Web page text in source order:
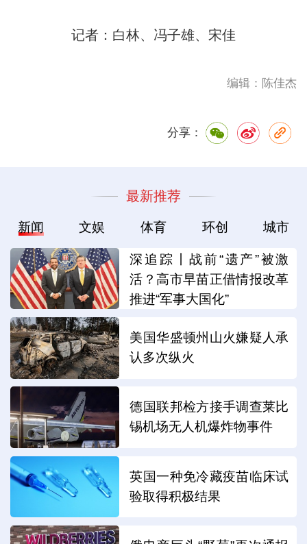
记者：白林、冯子雄、宋佳
编辑：陈佳杰
分享：
最新推荐
新闻 文娱 体育 环创 城市
深追踪丨战前“遗产”被激
活？高市早苗正借情报改革
推进“军事大国化”
美国华盛顿州山火嫌疑人承
认多次纵火
德国联邦检方接手调查莱比
锡机场无人机爆炸物事件
英国一种免冷藏疫苗临床试
验取得积极结果